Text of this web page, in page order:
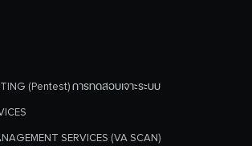
(Pentest) การทดสอบเจาะระบบ
SERVICES (VA SCAN)